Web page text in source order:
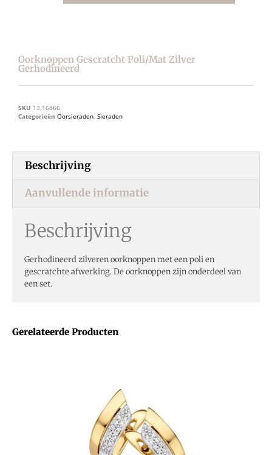
Gerelateerde Producten
Oorknoppen Gescratcht Poli/mat Zilver
Gerhodineerd
SKU 13.16866
Categorieën Oorsieraden, Sieraden
Beschrijving
Aanvullende informatie
Beschrijving
Gerhodineerd zilveren oorknoppen met een poli en
gescratchte afwerking. De oorknoppen zijn onderdeel van
een set.